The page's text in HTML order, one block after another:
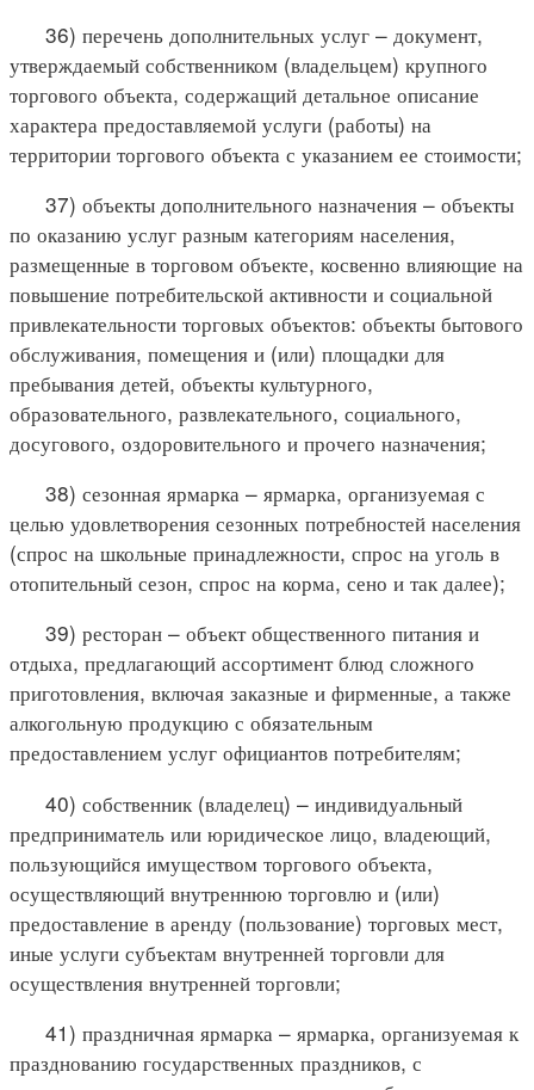
36) перечень дополнительных услуг – документ,
утверждаемый собственником (владельцем) крупного
торгового объекта, содержащий детальное описание
характера предоставляемой услуги (работы) на
территории торгового объекта с указанием ее стоимости;
37) объекты дополнительного назначения – объекты
по оказанию услуг разным категориям населения,
размещенные в торговом объекте, косвенно влияющие на
повышение потребительской активности и социальной
привлекательности торговых объектов: объекты бытового
обслуживания, помещения и (или) площадки для
пребывания детей, объекты культурного,
образовательного, развлекательного, социального,
досугового, оздоровительного и прочего назначения;
38) сезонная ярмарка – ярмарка, организуемая с
целью удовлетворения сезонных потребностей населения
(спрос на школьные принадлежности, спрос на уголь в
отопительный сезон, спрос на корма, сено и так далее);
39) ресторан – объект общественного питания и
отдыха, предлагающий ассортимент блюд сложного
приготовления, включая заказные и фирменные, а также
алкогольную продукцию с обязательным
предоставлением услуг официантов потребителям;
40) собственник (владелец) – индивидуальный
предприниматель или юридическое лицо, владеющий,
пользующийся имуществом торгового объекта,
осуществляющий внутреннюю торговлю и (или)
предоставление в аренду (пользование) торговых мест,
иные услуги субъектам внутренней торговли для
осуществления внутренней торговли;
41) праздничная ярмарка – ярмарка, организуемая к
празднованию государственных праздников, с